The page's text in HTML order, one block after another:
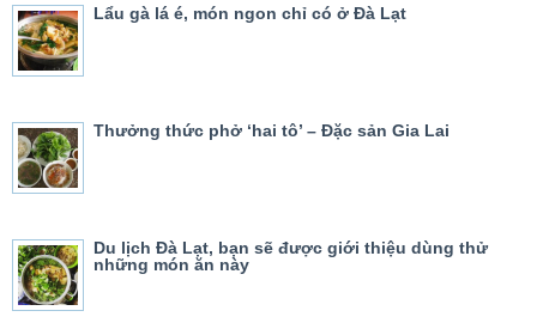
Lẩu gà lá é, món ngon chỉ có ở Đà Lạt
Thưởng thức phở ‘hai tô’ – Đặc sản Gia Lai
Du lịch Đà Lạt, bạn sẽ được giới thiệu dùng thử
những món ăn này